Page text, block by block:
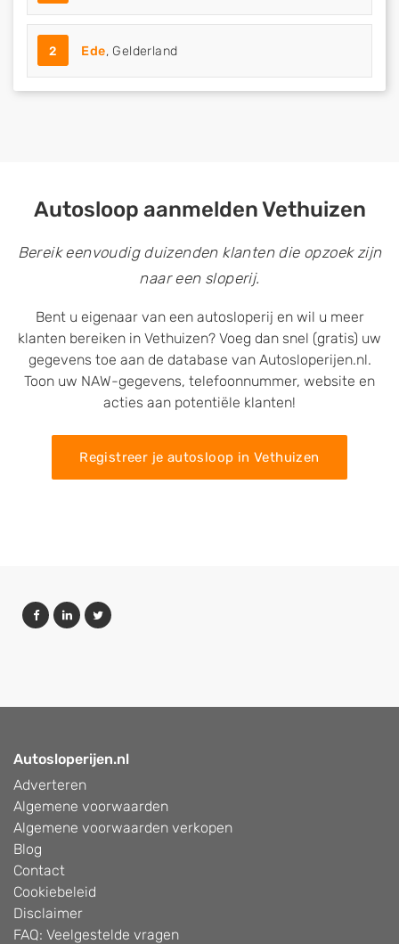
2 Ede, Gelderland
Autosloop aanmelden Vethuizen
Bereik eenvoudig duizenden klanten die opzoek zijn
naar een sloperij.
Bent u eigenaar van een autosloperij en wil u meer
klanten bereiken in Vethuizen? Voeg dan snel (gratis) uw
gegevens toe aan de database van Autosloperijen.nl.
Toon uw NAW-gegevens, telefoonnummer, website en
acties aan potentiële klanten!
Registreer je autosloop in Vethuizen
Autosloperijen.nl
Adverteren
Algemene voorwaarden
Algemene voorwaarden verkopen
Blog
Contact
Cookiebeleid
Disclaimer
FAQ: Veelgestelde vragen